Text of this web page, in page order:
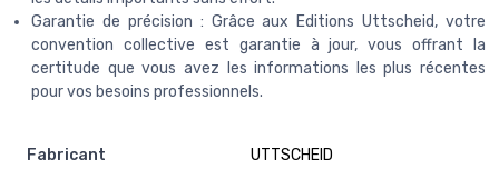
Garantie de précision : Grâce aux Editions Uttscheid, votre
convention collective est garantie à jour, vous offrant la
certitude que vous avez les informations les plus récentes
pour vos besoins professionnels.
Fabricant
‎UTTSCHEID